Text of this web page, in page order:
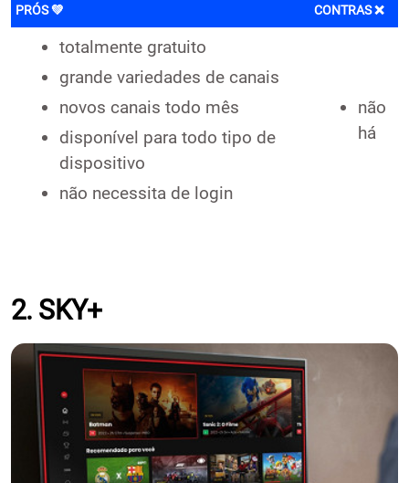
PRÓS 💚 CONTRAS ❌
totalmente gratuito
grande variedades de canais
novos canais todo mês
disponível para todo tipo de
dispositivo
não necessita de login
não
há
2. SKY+